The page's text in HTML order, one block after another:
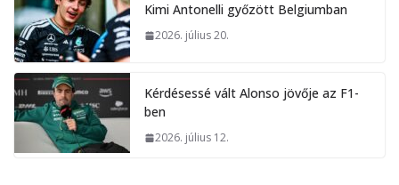
Kimi Antonelli győzött Belgiumban
2026. július 20.
Kérdésessé vált Alonso jövője az F1-
ben
2026. július 12.